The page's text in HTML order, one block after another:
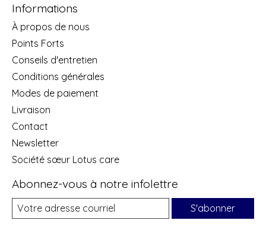
Informations
À propos de nous
Points Forts
Conseils d'entretien
Conditions générales
Modes de paiement
Livraison
Contact
Newsletter
Société sœur Lotus care
Abonnez-vous à notre infolettre
S'abonner